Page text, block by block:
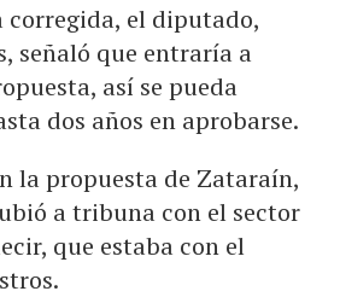
corregida, el diputado,
señaló que entraría a
así se pueda
dos años en aprobarse.
la propuesta de Zataraín,
a tribuna con el sector
que estaba con el